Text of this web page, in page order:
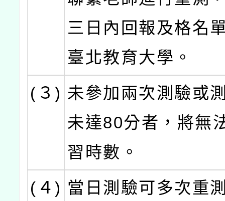
三日內回報及格名
臺北教育大學。
(３) 未參加兩次測驗或
未達80分者，將無
習時數。
(４) 當日測驗可多次重